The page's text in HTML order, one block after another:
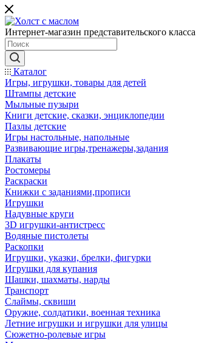
Интернет-магазин представительского класса
Каталог
Игры, игрушки, товары для детей
Штампы детские
Мыльные пузыри
Книги детские, сказки, энциклопедии
Пазлы детские
Игры настольные, напольные
Развивающие игры,тренажеры,задания
Плакаты
Ростомеры
Раскраски
Книжки с заданиями,прописи
Игрушки
Надувные круги
3D игрушки-антистресс
Водяные пистолеты
Раскопки
Игрушки, указки, брелки, фигурки
Игрушки для купания
Шашки, шахматы, нарды
Транспорт
Слаймы, сквиши
Оружие, солдатики, военная техника
Летние игрушки и игрушки для улицы
Сюжетно-ролевые игры